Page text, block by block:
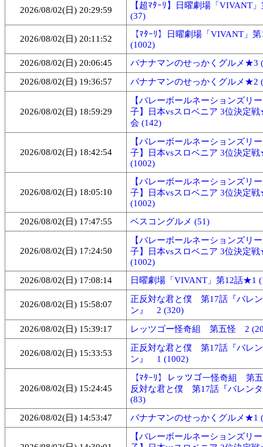
2026/08/02(日) 20:29:59
【超ﾏﾀｰﾘ】日曜劇場「VIVANT
(37)
2026/08/02(日) 20:11:52
【ﾏﾀｰﾘ】日曜劇場「VIVANT」
(1002)
2026/08/02(日) 20:06:45
バナナマンのせっかくグルメ★3
2026/08/02(日) 19:36:57
バナナマンのせっかくグルメ★2
2026/08/02(日) 18:59:29
【バレーボールネーションズリ
子】日本vsスロベニア 3位決定
会 (142)
2026/08/02(日) 18:42:54
【バレーボールネーションズリ
子】日本vsスロベニア 3位決定
(1002)
2026/08/02(日) 18:05:10
【バレーボールネーションズリ
子】日本vsスロベニア 3位決定
(1002)
2026/08/02(日) 17:47:55
ベスコングルメ (51)
2026/08/02(日) 17:24:50
【バレーボールネーションズリ
子】日本vsスロベニア 3位決定
(1002)
2026/08/02(日) 17:08:14
日曜劇場「VIVANT」第12話★1
2026/08/02(日) 15:58:07
正反対な君と僕 第17話『バレ
ン』 2 (320)
2026/08/02(日) 15:39:17
レッツゴー怪奇組 第五怪 2
2026/08/02(日) 15:33:53
正反対な君と僕 第17話『バレ
ン』 1 (1002)
2026/08/02(日) 15:24:45
【ﾏﾀｰﾘ】レッツゴー怪奇組 第
反対な君と僕 第17話『バレン
(83)
2026/08/02(日) 14:53:47
バナナマンのせっかくグルメ★1
【バレーボールネーションズリ